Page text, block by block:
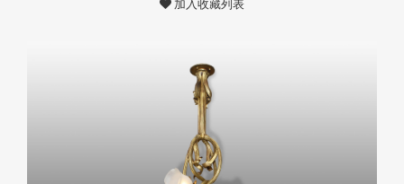
加入收藏列表